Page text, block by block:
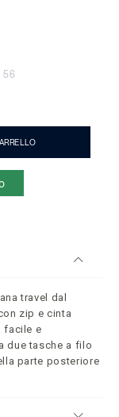
56
travel dal
zip e cinta
facile e
due tasche a filo
parte posteriore